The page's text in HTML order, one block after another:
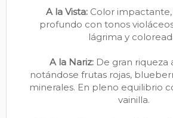
A la Vista:Color impactante,
profundo con tonos
lágrima y
A la Nariz:De gran riqueza
notándose frutas rojas,
minerales. En pleno equilibrio
vainilla.